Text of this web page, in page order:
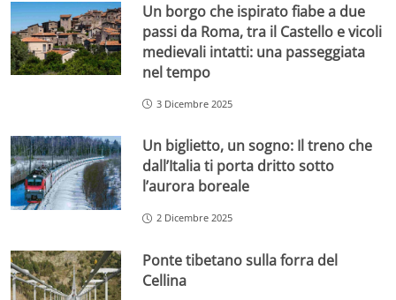
Un borgo che ispirato fiabe a due
passi da Roma, tra il Castello e vicoli
medievali intatti: una passeggiata
nel tempo
3 Dicembre 2025
Un biglietto, un sogno: Il treno che
dall’Italia ti porta dritto sotto
l’aurora boreale
2 Dicembre 2025
Ponte tibetano sulla forra del
Cellina